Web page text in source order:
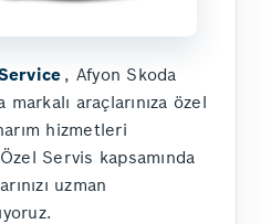
, Afyon Skoda
araçlarınıza özel
hizmetleri
Servis kapsamında
uzman